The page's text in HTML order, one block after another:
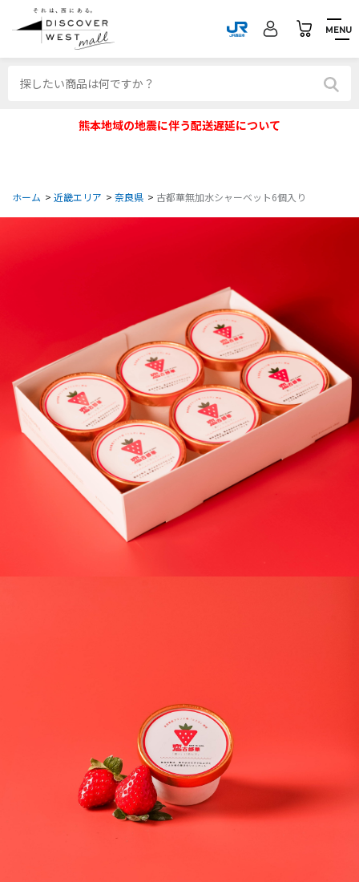
MENU
熊本地域の地震に伴う配送遅延について
ホーム > 近畿エリア > 奈良県 > 古都華無加水シャーベット6個入り